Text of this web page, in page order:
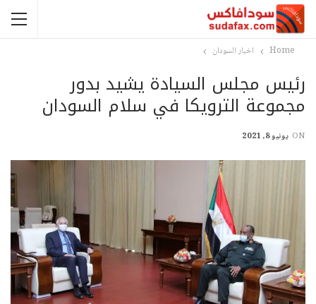
Home اخبار السودان
رئيس مجلس السيادة يشيد بدور
مجموعة الترويكا في سلام السودان
ON يونيو 8, 2021